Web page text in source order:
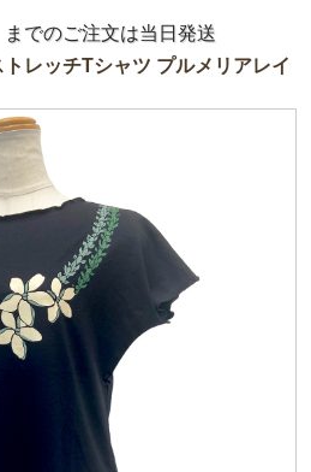
レッチTシャツ プルメリアレイ